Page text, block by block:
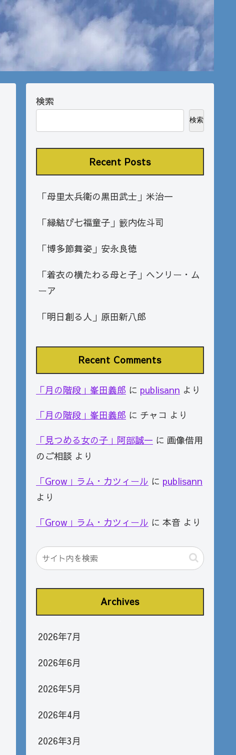
検索
検索
Recent Posts
「母里太兵衛の黒田武士」米治一
「縁結び七福童子」籔内佐斗司
「博多節舞姿」安永良徳
「着衣の横たわる母と子」ヘンリー・ム
ーア
「明日創る人」原田新八郎
Recent Comments
「月の階段」峯田義郎 に publisann より
「月の階段」峯田義郎 に チャコ より
「見つめる女の子」阿部誠一 に 画像借用
のご相談 より
「Grow」ラム・カツィール に publisann
より
「Grow」ラム・カツィール に 本音 より
Archives
2026年7月
2026年6月
2026年5月
2026年4月
2026年3月